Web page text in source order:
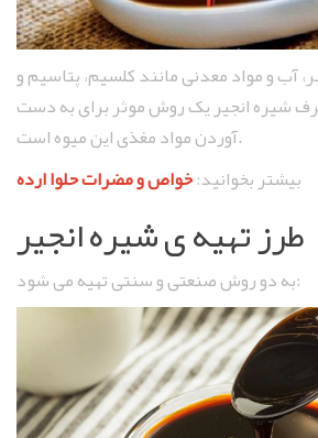
آب و مواد معدنی مانند کلسیم، پتاسیم و
شیره انجیر یک روش موثر برای به دست
آوردن مواد مغذی این میوه است.
بیشتر بخوانید:خواص و مضرات حلوا ارده
طرز تهیه ی شیره انجیر
به دو روش صنعتی و سنتی تهیه می شود: